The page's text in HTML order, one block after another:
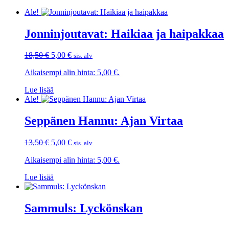
Ale!
Jonninjoutavat: Haikiaa ja haipakkaa
18,50€ Alkuperäinen
oli:
5,00 €Nykyinen
on:
sis. alv
Aikaisempi alin hinta: 5,00 €.
Lue lisää
Ale!
Seppänen Hannu: Ajan Virtaa
13,50€ Alkuperäinen
oli:
5,00 €Nykyinen
on:
sis. alv
Aikaisempi alin hinta: 5,00 €.
Lue lisää
Sammuls: Lyckönskan